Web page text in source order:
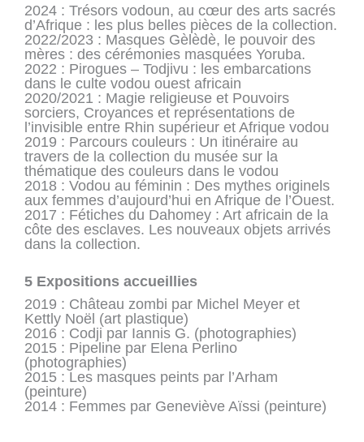
2024 : Trésors vodoun, au cœur des arts sacrés
d’Afrique : les plus belles pièces de la collection.
2022/2023 : Masques Gèlèdè, le pouvoir des
mères : des cérémonies masquées Yoruba.
2022 : Pirogues – Todjivu : les embarcations
dans le culte vodou ouest africain
2020/2021 : Magie religieuse et Pouvoirs
sorciers, Croyances et représentations de
l’invisible entre Rhin supérieur et Afrique vodou
2019 : Parcours couleurs : Un itinéraire au
travers de la collection du musée sur la
thématique des couleurs dans le vodou
2018 : Vodou au féminin : Des mythes originels
aux femmes d’aujourd’hui en Afrique de l’Ouest.
2017 : Fétiches du Dahomey : Art africain de la
côte des esclaves. Les nouveaux objets arrivés
dans la collection.
5 Expositions accueillies
2019 : Château zombi par Michel Meyer et
Kettly Noël (art plastique)
2016 : Codji par Iannis G. (photographies)
2015 : Pipeline par Elena Perlino
(photographies)
2015 : Les masques peints par l’Arham
(peinture)
2014 : Femmes par Geneviève Aïssi (peinture)